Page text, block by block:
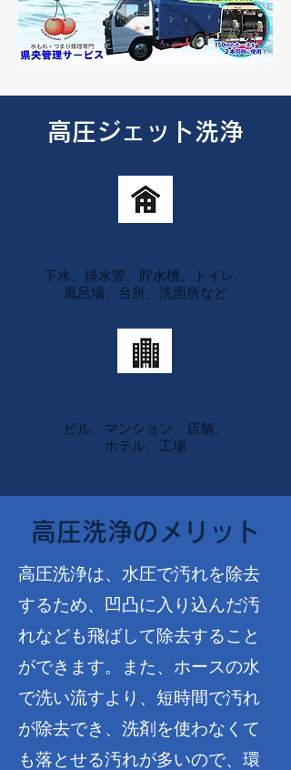
高圧ジェット洗浄
下水、排水管、貯水槽、トイレ、
風呂場、台所、洗面所など
ビル、マンション、店舗、
ホテル、工場
高圧洗浄のメリット
高圧洗浄は、水圧で汚れを除去
するため、凹凸に入り込んだ汚
れなども飛ばして除去すること
ができます。また、ホースの水
で洗い流すより、短時間で汚れ
が除去でき、洗剤を使わなくて
も落とせる汚れが多いので、環